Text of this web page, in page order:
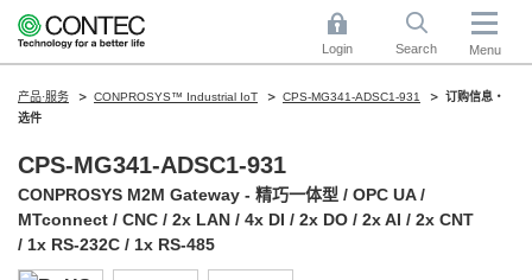
Login Search Menu
产品·服务 CONPROSYS™ Industrial IoT CPS-MG341-ADSC1-931
订购信息・
选件
CPS-MG341-ADSC1-931
CONPROSYS M2M Gateway - 精巧一体型 / OPC UA /
MTconnect / CNC / 2x LAN / 4x DI / 2x DO / 2x AI / 2x CNT
/ 1x RS-232C / 1x RS-485